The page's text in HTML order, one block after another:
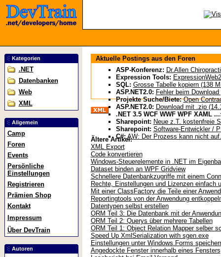
Kategorien
.NET
Datenbanken
Web
XML
Allgemein
Camp
Foren
Events
Persönliche
Einstellungen
Registrieren
Prämien Shop
Kontakt
Impressum
Über DevTrain
Autoren
Aktuelle Postings aus den Foren
ASP-Konferenz: Dr.Allen
Expression Tools:
SQL: Grosse Tabelle kopiern (138
ASP.NET2.0: Fehler beim
Projekte Suche/Biete: Open
ASP.NET2.0: Download mit .zip
.NET 3.5 WCF WWF WPF XAML
Sharepoint: Neue z.T. kostenfreie
Sharepoint: Software-Entwickler /
C#: AW: Der Prozess kann nicht
Ältere Artikel:
XML Export
Code konvertieren
Windows-Steuerelemente in .NET im
Dataset binden an WPF Gridview
Schnellere Datenbankzugriffe mit einem
Rechte, Einstellungen und Lizenzen einfach
Mit einer ClassFactory die Teile einer
Reportingtools von der Anwendung
Datentypen selbst erstellen
ORM Teil 3: Die Datenbank mit der
ORM Teil 2: Querys über mehrere Tabellen
ORM Teil 1: Object Relation Mapper selber
Speed Up XmlSerialization with sgen.exe
Einstellungen unter Windows.Forms
Angedockte Fenster innerhalb eines Fensters